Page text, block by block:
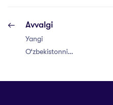
Avvalgi
Yangi
O‘zbekistonni